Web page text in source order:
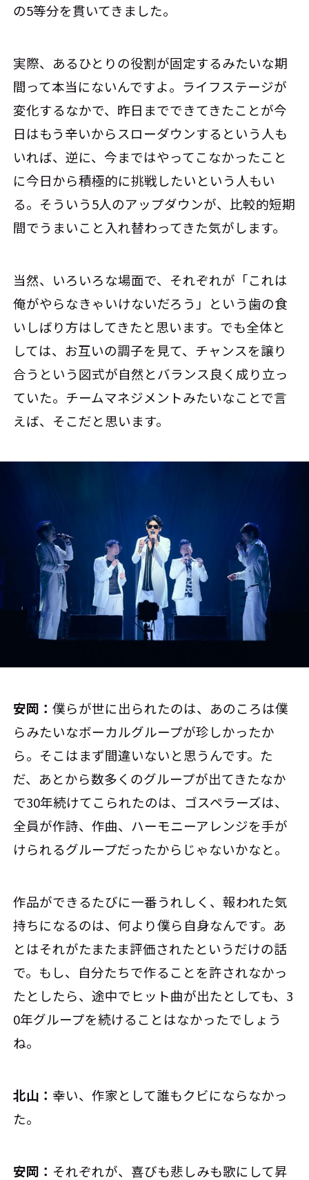
の5等分を貫いてきました。
実際、あるひとりの役割が固定するみたいな期
間って本当にないんですよ。ライフステージが
変化するなかで、昨日までできてきたことが今
日はもう辛いからスローダウンするという人も
いれば、逆に、今まではやってこなかったこと
に今日から積極的に挑戦したいという人もい
る。そういう5人のアップダウンが、比較的短期
間でうまいこと入れ替わってきた気がします。
当然、いろいろな場面で、それぞれが「これは
俺がやらなきゃいけないだろう」という歯の食
いしばり方はしてきたと思います。でも全体と
しては、お互いの調子を見て、チャンスを譲り
合うという図式が自然とバランス良く成り立っ
ていた。チームマネジメントみたいなことで言
えば、そこだと思います。
安岡：僕らが世に出られたのは、あのころは僕
らみたいなボーカルグループが珍しかったか
ら。そこはまず間違いないと思うんです。た
だ、あとから数多くのグループが出てきたなか
で30年続けてこられたのは、ゴスペラーズは、
全員が作詩、作曲、ハーモニーアレンジを手が
けられるグループだったからじゃないかなと。
作品ができるたびに一番うれしく、報われた気
持ちになるのは、何より僕ら自身なんです。あ
とはそれがたまたま評価されたというだけの話
で。もし、自分たちで作ることを許されなかっ
たとしたら、途中でヒット曲が出たとしても、3
0年グループを続けることはなかったでしょう
ね。
北山： 幸い、作家として誰もクビにならなかっ
た。
安岡： それぞれが、喜びも悲しみも歌にして昇